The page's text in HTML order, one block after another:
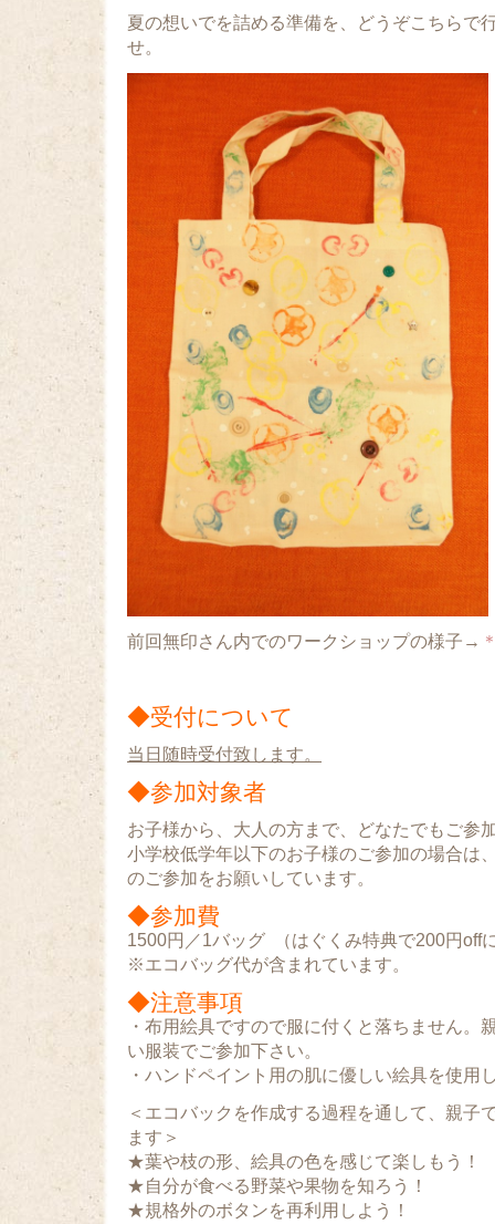
夏の想いでを詰める準備を、どうぞこちらで
せ。
前回無印さん内でのワークショップの様子→
◆受付について
当日 随時受付致します。
◆参加対象者
お子様から、大人の方まで、どなたでもご参
小学校低学年以下のお子様のご参加の場合は
のご参加をお願いしています。
◆参加費
1500円／1バッグ （はぐくみ特典で200円off
※エコバッグ代が含まれています。
◆注意事項
・布用絵具ですので服に付くと落ちません。
い服装でご参加下さい。
・ハンドペイント用の肌に優しい絵具を使用
＜エコバックを作成する過程を通して、親子
ます＞
★葉や枝の形、絵具の色を感じて楽しもう！
★自分が食べる野菜や果物を知ろう！
★規格外のボタンを再利用しよう！